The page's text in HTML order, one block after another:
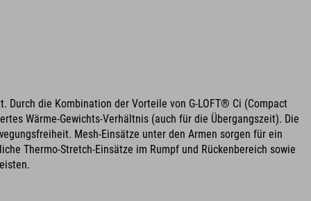
Durch die Kombination der Vorteile von G-LOFT® Ci (Compact
Wärme-Gewichts-Verhältnis (auch für die Übergangszeit). Die
Mesh-Einsätze unter den Armen sorgen für ein
Thermo-Stretch-Einsätze im Rumpf und Rückenbereich sowie